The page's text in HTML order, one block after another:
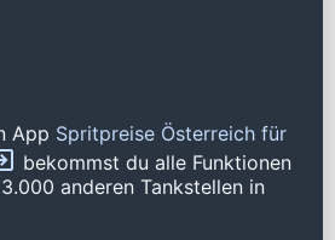
App Spritpreise Österreich für
bekommst du alle Funktionen
anderen Tankstellen in